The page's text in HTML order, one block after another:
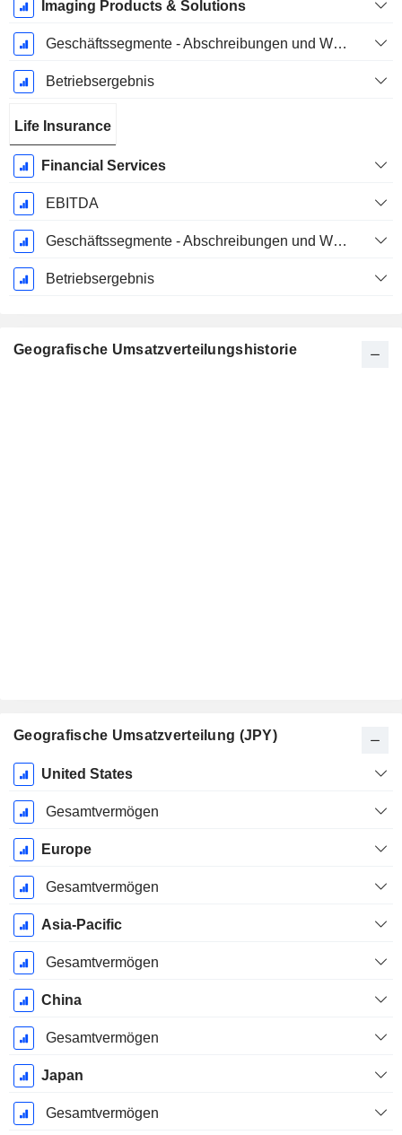
Imaging Products & Solutions
Geschäftssegmente - Abschreibungen und Wertminderungen
Betriebsergebnis
Life Insurance
Financial Services
EBITDA
Geschäftssegmente - Abschreibungen und Wertminderungen
Betriebsergebnis
Geografische Umsatzverteilungshistorie
Geografische Umsatzverteilung (JPY)
Ende d.
Geschäftsjahres:
März
United States
Gesamtvermögen
Europe
Gesamtvermögen
Asia-Pacific
Gesamtvermögen
China
Gesamtvermögen
Japan
Gesamtvermögen